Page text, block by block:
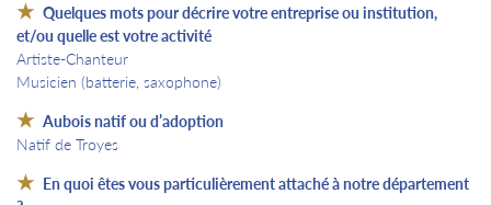
Quelques mots pour décrire votre entreprise ou institution,
et/ou quelle est votre activité
Artiste-Chanteur
Musicien (batterie, saxophone)
Aubois natif ou d’adoption
Natif de Troyes
En quoi êtes vous particulièrement attaché à notre département